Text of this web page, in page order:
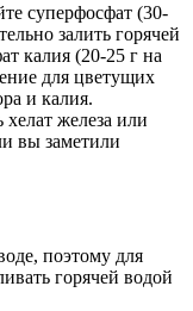
суперфосфат (30-
залить горячей
калия (20-25 г на
для цветущих
и калия.
железа или
вы заметили
поэтому для
горячей водой